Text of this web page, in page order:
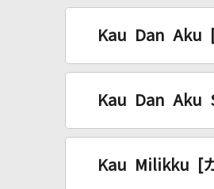
Kau Dan Aku [
Kau Dan Aku
Kau Milikku [